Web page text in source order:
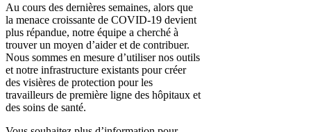
Au cours des dernières semaines, alors que
la menace croissante de COVID-19 devient
plus répandue, notre équipe a cherché à
trouver un moyen d’aider et de contribuer.
Nous sommes en mesure d’utiliser nos outils
et notre infrastructure existants pour créer
des visières de protection pour les
travailleurs de première ligne des hôpitaux et
des soins de santé.